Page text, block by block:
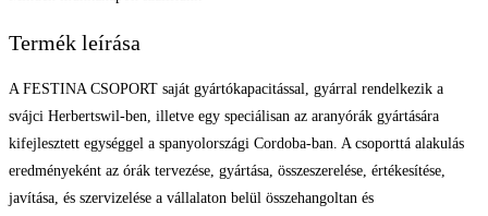
Termék leírása
A FESTINA CSOPORT saját gyártókapacitással, gyárral rendelkezik a
svájci Herbertswil-ben, illetve egy speciálisan az aranyórák gyártására
kifejlesztett egységgel a spanyolországi Cordoba-ban. A csoporttá alakulás
eredményeként az órák tervezése, gyártása, összeszerelése, értékesítése,
javítása, és szervizelése a vállalaton belül összehangoltan és